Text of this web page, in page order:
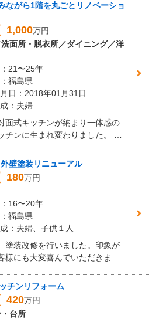
汚れにも強いペット用フロー
ネコ用出入口もついています。
コ用秘密の遊び場がありま
ながら1階を丸ごとリノベーショ
1,000万円
洗面所・脱衣所／ダイニング／洋
21〜25年
福島県
日：2018年01月31日
：夫婦
面式キッチンが納まり一体感の
ンに生まれ変わりました。 断
、珪藻土塗りの壁に包まれた
然と心も和みます。
壁塗装リニューアル
180万円
16〜20年
福島県
：夫婦、子供１人
塗装改修を行いました。印象が
にも大変喜んでいただきまし
チンリフォーム
420万円
台所